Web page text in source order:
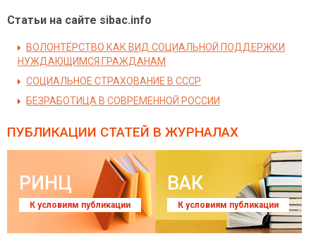
Статьи на сайте sibac.info
ВОЛОНТЁРСТВО КАК ВИД СОЦИАЛЬНОЙ ПОДДЕРЖКИ
НУЖДАЮЩИМСЯ ГРАЖДАНАМ
СОЦИАЛЬНОЕ СТРАХОВАНИЕ В СССР
БЕЗРАБОТИЦА В СОВРЕМЕННОЙ РОССИИ
ПУБЛИКАЦИИ СТАТЕЙ В ЖУРНАЛАХ
РИНЦ
К условиям публикации
ВАК
К условиям публикации